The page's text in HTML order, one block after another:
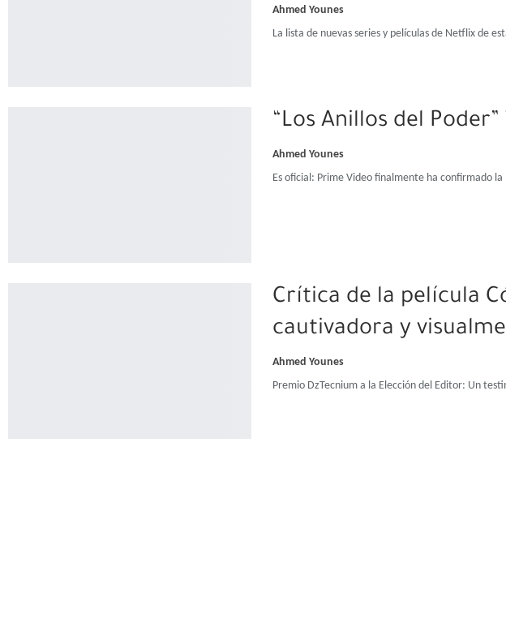
Ahmed Younes
La lista de nuevas series y películas de Netflix de
“Los Anillos del
Ahmed Younes
Es oficial: Prime Video finalmente ha confirmado
Crítica de la película
cautivadora y
Ahmed Younes
Premio DzTecnium a la Elección del Editor: Un